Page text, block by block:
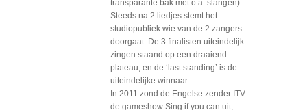
transparante bak met o.a. slangen).
Steeds na 2 liedjes stemt het
studiopubliek wie van de 2 zangers
doorgaat. De 3 finalisten uiteindelijk
zingen staand op een draaiend
plateau, en de ‘last standing’ is de
uiteindelijke winnaar.
In 2011 zond de Engelse zender ITV
de gameshow Sing if you can uit,